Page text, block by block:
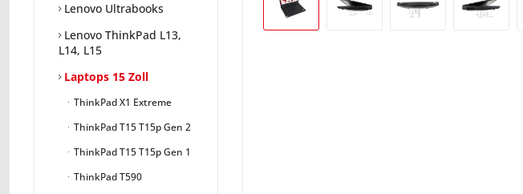
Lenovo Ultrabooks
Lenovo ThinkPad L13,
L14, L15
Laptops 15 Zoll
ThinkPad X1 Extreme
ThinkPad T15 T15p Gen 2
ThinkPad T15 T15p Gen 1
ThinkPad T590